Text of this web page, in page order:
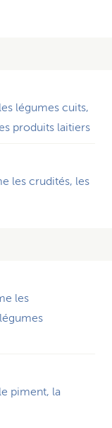
légumes cuits,
produits laitiers
les crudités, les
les
piment, la